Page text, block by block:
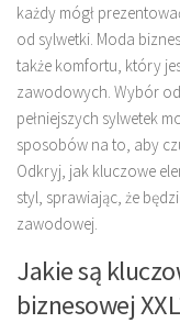
każdy mógł
od sylwetki. Moda
także komfortu, który
zawodowych. Wybór
pełniejszych sylwetek
sposobów na to, aby
Odkryj, jak kluczowe
styl, sprawiając, że
zawodowej.
Jakie są
biznesowej